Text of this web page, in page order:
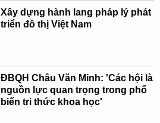
Xây dựng hành lang pháp lý phát
triển đô thị Việt Nam
ĐBQH Châu Văn Minh: 'Các hội là
nguồn lực quan trọng trong phổ
biến tri thức khoa học'